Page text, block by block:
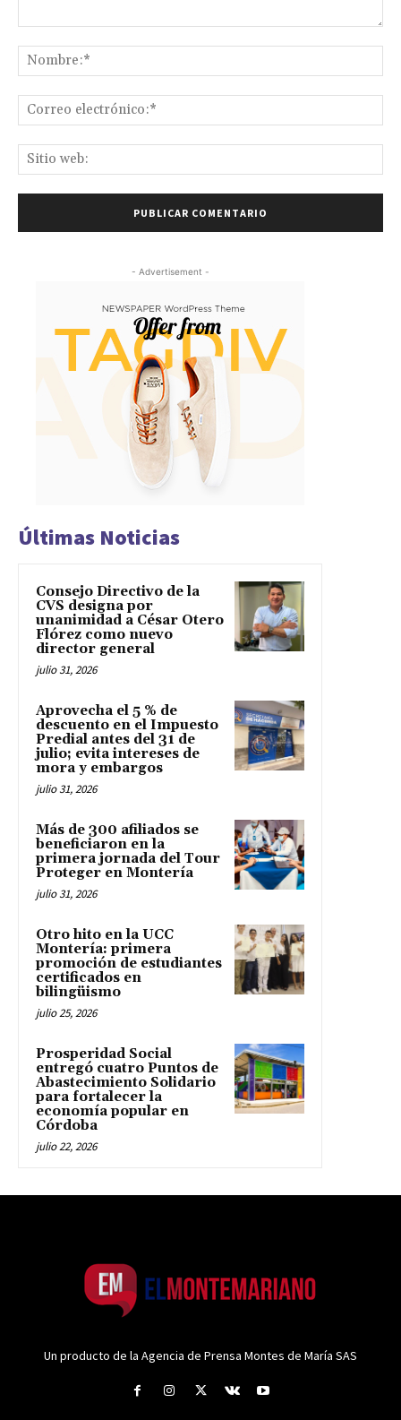
- Advertisement -
Últimas Noticias
Consejo Directivo de la
CVS designa por
unanimidad a César Otero
Flórez como nuevo
director general
julio 31, 2026
Aprovecha el 5 % de
descuento en el Impuesto
Predial antes del 31 de
julio; evita intereses de
mora y embargos
julio 31, 2026
Más de 300 afiliados se
beneficiaron en la
primera jornada del Tour
Proteger en Montería
julio 31, 2026
Otro hito en la UCC
Montería: primera
promoción de estudiantes
certificados en
bilingüismo
julio 25, 2026
Prosperidad Social
entregó cuatro Puntos de
Abastecimiento Solidario
para fortalecer la
economía popular en
Córdoba
julio 22, 2026
Un producto de la Agencia de Prensa Montes de María SAS